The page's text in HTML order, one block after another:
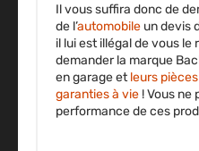
Il vous suffira donc de
de l’automobile un devis
il lui est illégal de vous le
demander la marque
en garage etleurs
garanties à vie ! Vous ne
performance de ces